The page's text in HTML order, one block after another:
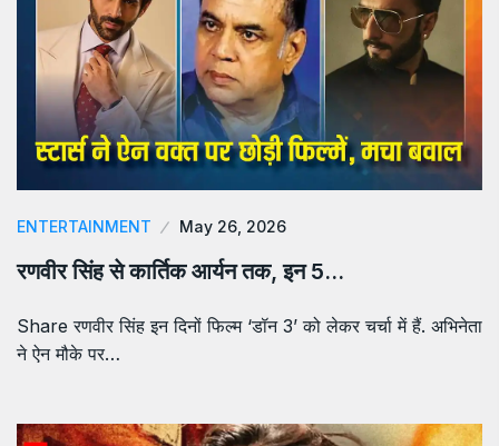
ENTERTAINMENT May 26, 2026
रणवीर सिंह से कार्तिक आर्यन तक, इन 5…
Share रणवीर सिंह इन दिनों फिल्म ‘डॉन 3’ को लेकर चर्चा में हैं. अभिनेता
ने ऐन मौके पर…